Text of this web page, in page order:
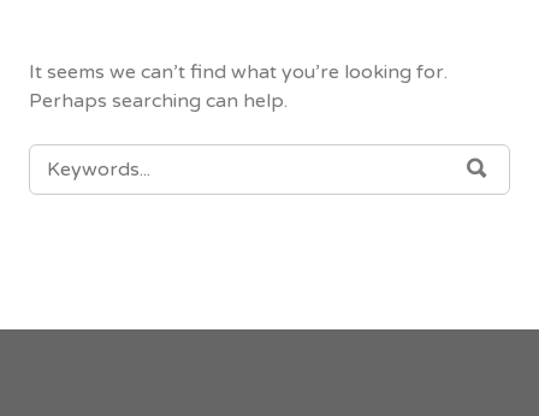
It seems we can’t find what you’re looking for.
Perhaps searching can help.
SEARCH
FOR: